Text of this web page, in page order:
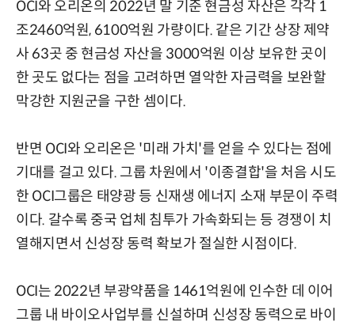
OCI와 오리온의 2022년 말 기준 현금성 자산은 각각 1
조2460억원, 6100억원 가량이다. 같은 기간 상장 제약
사 63곳 중 현금성 자산을 3000억원 이상 보유한 곳이
한 곳도 없다는 점을 고려하면 열악한 자금력을 보완할
막강한 지원군을 구한 셈이다.
반면 OCI와 오리온은 '미래 가치'를 얻을 수 있다는 점에
기대를 걸고 있다. 그룹 차원에서 '이종결합'을 처음 시도
한 OCI그룹은 태양광 등 신재생 에너지 소재 부문이 주력
이다. 갈수록 중국 업체 침투가 가속화되는 등 경쟁이 치
열해지면서 신성장 동력 확보가 절실한 시점이다.
OCI는 2022년 부광약품을 1461억원에 인수한 데 이어
그룹 내 바이오사업부를 신설하며 신성장 동력으로 바이